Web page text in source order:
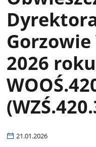
2026
21.01.2026